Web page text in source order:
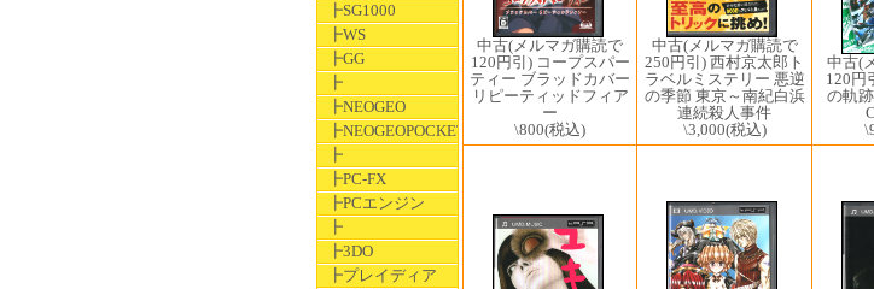
┣SG1000
┣WS
┣GG
┣
┣NEOGEO
┣NEOGEOPOCKET
┣
┣PC-FX
┣PCエンジン
┣
┣3DO
┣プレイディア
中古(メルマガ購読で
120円引) コープスパー
ティー ブラッドカバー
リピーティッドフィア
ー
\800(税込)
中古(メルマガ購読で
250円引) 西村京太郎ト
ラベルミステリー 悪逆
の季節 東京～南紀白浜
連続殺人事件
\3,000(税込)
中古(
120円
の軌